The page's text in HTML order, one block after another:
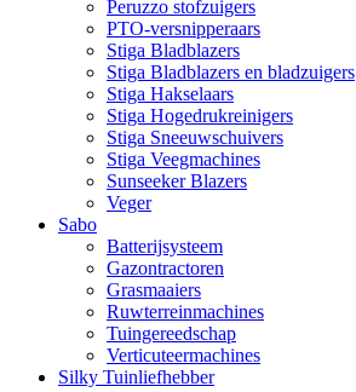
Peruzzo stofzuigers
PTO-versnipperaars
Stiga Bladblazers
Stiga Bladblazers en bladzuigers
Stiga Hakselaars
Stiga Hogedrukreinigers
Stiga Sneeuwschuivers
Stiga Veegmachines
Sunseeker Blazers
Veger
Sabo
Batterijsysteem
Gazontractoren
Grasmaaiers
Ruwterreinmachines
Tuingereedschap
Verticuteermachines
Silky Tuinliefhebber